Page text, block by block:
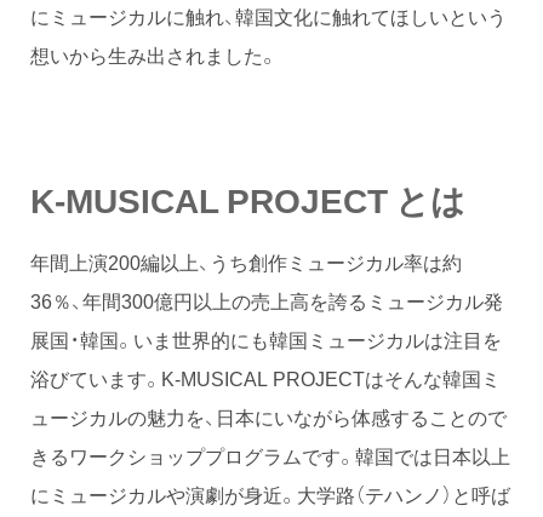
にミュージカルに触れ、韓国文化に触れてほしいという
想いから生み出されました。
K-MUSICAL PROJECT とは
年間上演200編以上、うち創作ミュージカル率は約
36％、年間300億円以上の売上高を誇るミュージカル発
展国・韓国。いま世界的にも韓国ミュージカルは注目を
浴びています。K-MUSICAL PROJECTはそんな韓国ミ
ュージカルの魅力を、日本にいながら体感することので
きるワークショッププログラムです。韓国では日本以上
にミュージカルや演劇が身近。大学路（テハンノ）と呼ば